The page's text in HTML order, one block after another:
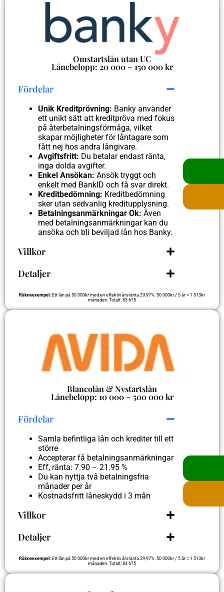
Omstartslån utan UC
Lånebelopp: 20 000 – 150 000 kr
Fördelar
Unik Kreditprövning: Banky använder
ett unikt sätt att kreditpröva med fokus
på återbetalningsförmåga, vilket
skapar möjligheter för låntagare som
fått nej hos andra långivare.
Avgiftsfritt: Du betalar endast ränta,
inga dolda avgifter.
Enkel Ansökan: Ansök tryggt och
enkelt med BankID och få svar direkt.
Kreditbedömning: Kreditbedömning
sker utan sedvanlig kreditupplysning.
Betalningsanmärkningar Ok: Även
med betalningsanmärkningar kan du
ansöka och bli beviljad lån hos Banky.
Villkor
Detaljer
Räkneexempel: Ett lån på 50 000kr med en effektiv årsränta 29,97%. 50 000kr / 5 år = 1 513kr
månaden. Totalt: 83 675
Blancolån & Nystartslån
Lånebelopp: 10 000 – 500 000 kr
Fördelar
Samla befintliga lån och krediter till ett
större
Accepterar få betalningsanmärkningar
Eff, ränta: 7.90 – 21.95 %
Du kan nyttja två betalningsfria
månader per år
Kostnadsfritt låneskydd i 3 mån
Villkor
Detaljer
Räkneexempel: Ett lån på 50 000kr med en effektiv årsränta 29,97%. 50 000kr / 5 år = 1 513kr
månaden. Totalt: 83 675